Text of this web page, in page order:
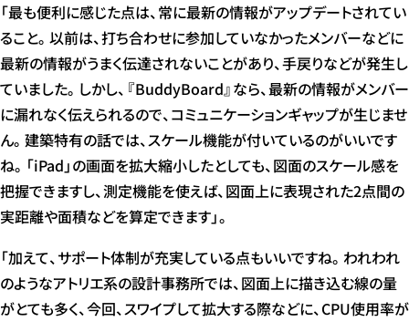
「最も便利に感じた点は、常に最新の情報がアップデートされてい
ること。以前は、打ち合わせに参加していなかったメンバーなどに
最新の情報がうまく伝達されないことがあり、手戻りなどが発生し
ていました。しかし、『BuddyBoard』なら、最新の情報がメンバー
に漏れなく伝えられるので、コミュニケーションギャップが生じませ
ん。建築特有の話では、スケール機能が付いているのがいいです
ね。「iPad」の画面を拡大縮小したとしても、図面のスケール感を
把握できますし、測定機能を使えば、図面上に表現された2点間の
実距離や面積などを算定できます」。
「加えて、サポート体制が充実している点もいいですね。われわれ
のようなアトリエ系の設計事務所では、図面上に描き込む線の量
がとても多く、今回、スワイプして拡大する際などに、CPU使用率が